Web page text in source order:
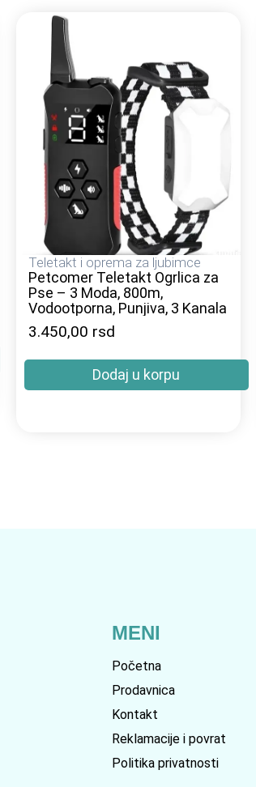
Teletakt i oprema za ljubimce
Petcomer Teletakt Ogrlica za
Pse – 3 Moda, 800m,
Vodootporna, Punjiva, 3 Kanala
3.450,00 rsd
Dodaj u korpu
MENI
Početna
Prodavnica
Kontakt
Reklamacije i povrat
Politika privatnosti